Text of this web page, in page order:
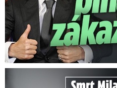
Smrt Milana Knížáka (†86): Co